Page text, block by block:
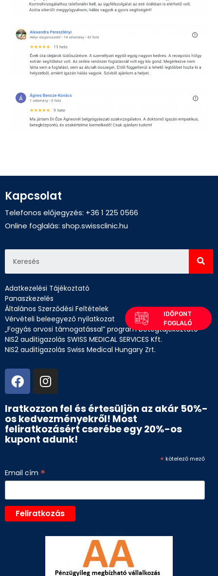
Kapcsolat
Telefonos előjegyzés: +36 1 225 0566
Online foglalás: shop.swissclinic.hu
Adatkezelési Tájékoztató
Panaszkezelés
Általános Szerződési Feltételek
Vérvételi beleegyező nyilatkozat
„Fogyás orvosi támogatással” program betegtájékoztató
NIS2 auditigazolás SWISS MEDICAL SERVICES Kft.
NIS2 auditigazolás Swiss Medical Hungary Zrt.
Iratkozzon fel és értesüljön az akár 50%-
os kedvezményekről! Most
feliratkozásért cserébe egy 20%-os
kupont adunk!
* kötelező mező
Email cím *